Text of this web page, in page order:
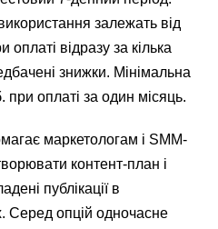
залежать від
оплаті відразу за кілька
знижки. Мінімальна
при оплаті за один місяць.
маркетологам і SMM-
контент-план і
публікації в
Серед опцій одночасне